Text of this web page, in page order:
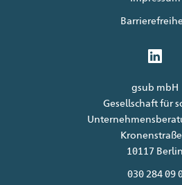
gsub mbH
Gesellschaft für
10117 Berlin
030 284 09